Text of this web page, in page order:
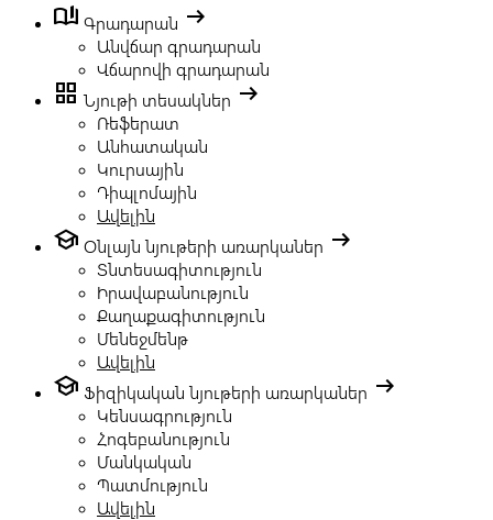
book_ribbon Գրադարան arrow_right_alt
Անվճար գրադարան
Վճարովի գրադարան
grid_view Նյութի տեսակներ arrow_right_alt
Ռեֆերատ
Անհատական
Կուրսային
Դիպլոմային
Ավելին
school Օնլայն նյութերի առարկաներ arrow_right_alt
Տնտեսագիտություն
Իրավաբանություն
Քաղաքագիտություն
Մենեջմենթ
Ավելին
school Ֆիզիկական նյութերի առարկաներ arrow_right_alt
Կենսագրություն
Հոգեբանություն
Մանկական
Պատմություն
Ավելին